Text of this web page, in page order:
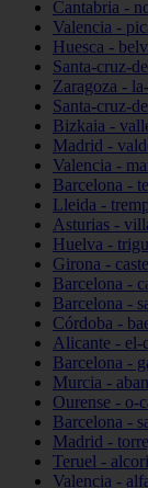
Cantabria -
Valencia -
Huesca -
Santa-cruz-
Zaragoza -
Santa-cruz-
Bizkaia -
Madrid -
Valencia -
Barcelona -
Lleida - tremp
Asturias -
Huelva -
Girona -
Barcelona -
Barcelona -
Córdoba -
Alicante - el-
Barcelona -
Murcia -
Ourense - o-
Barcelona -
Madrid -
Teruel -
Valencia -